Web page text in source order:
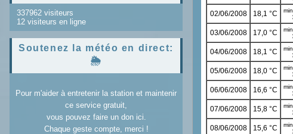
337962 visiteurs
12 visiteurs en ligne
Soutenez la météo en direct:
🌦️
Pour m'aider à entretenir la station et maintenir
ce service gratuit,
vous pouvez faire un don ici.
Chaque geste compte, merci !